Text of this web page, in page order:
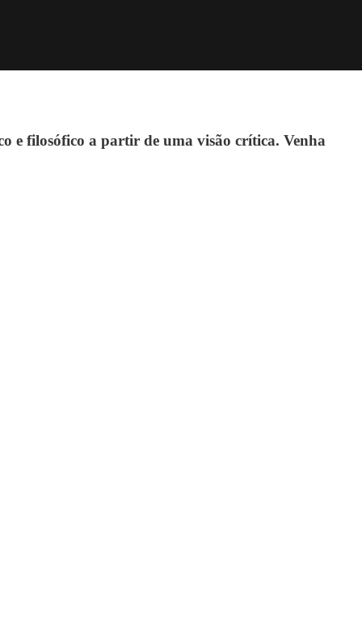
e filosófico a partir de uma visão crítica. Venha